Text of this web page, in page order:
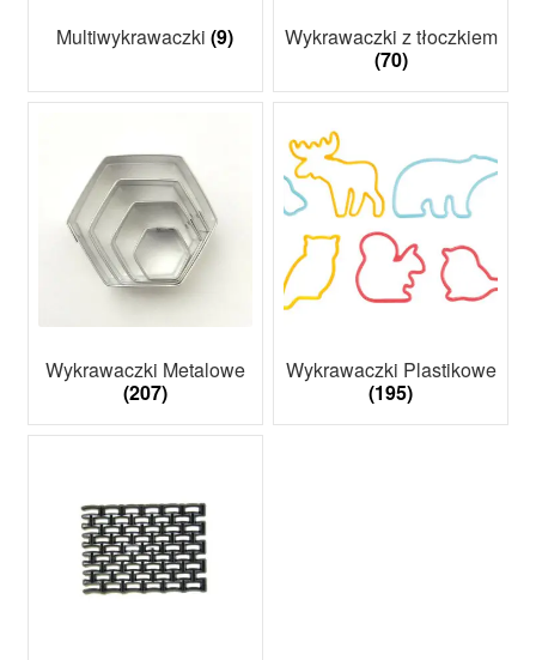
Multiwykrawaczki(9)
Wykrawaczki z tłoczkiem
(70)
Wykrawaczki Metalowe
(207)
Wykrawaczki Plastikowe
(195)